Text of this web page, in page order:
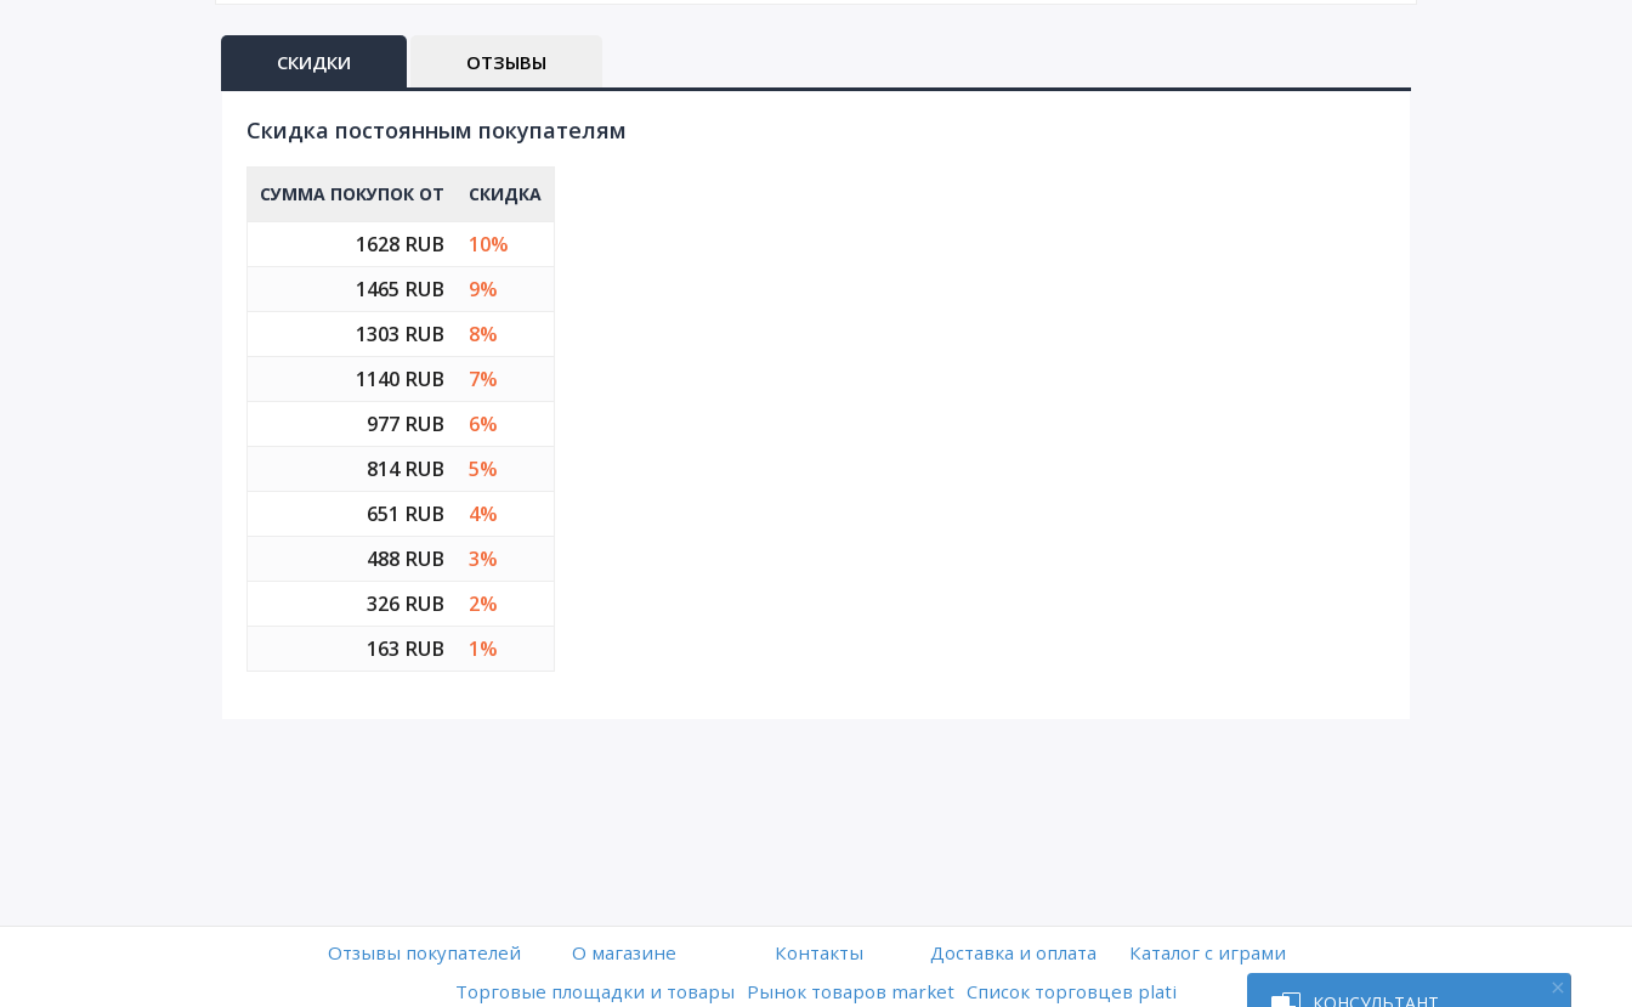
СКИДКИ ОТЗЫВЫ
Cкидка постоянным покупателям
СУММА ПОКУПОК ОТ СКИДКА
1628 RUB
10%
1465 RUB
9%
1303 RUB
8%
1140 RUB
7%
977 RUB
6%
814 RUB
5%
651 RUB
4%
488 RUB
3%
326 RUB
2%
163 RUB
1%
Отзывы покупателей O магазине Контакты Доставка и оплата
Каталог с играми
Торговые площадки и товары Рынок товаров market Список торговцев plati